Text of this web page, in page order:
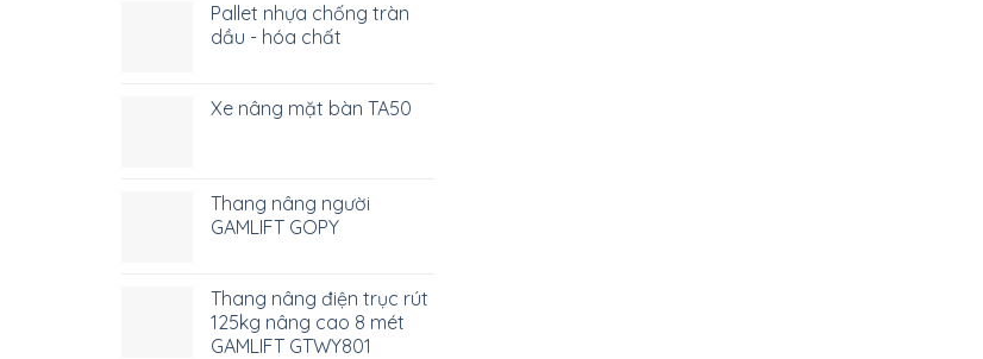
Pallet nhựa chống tràn
dầu - hóa chất
Xe nâng mặt bàn TA50
Thang nâng người
GAMLIFT GOPY
Thang nâng điện trục rút
125kg nâng cao 8 mét
GAMLIFT GTWY801